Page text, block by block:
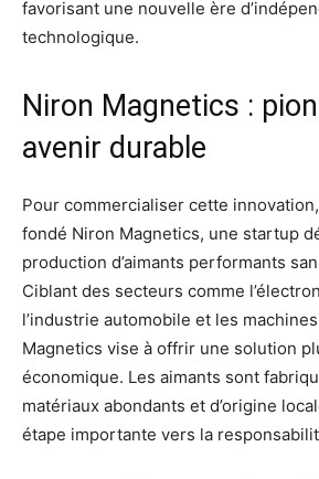
favorisant une nouvelle ère
technologique.
Niron Magnetics :
avenir durable
Pour commercialiser cette
fondé Niron Magnetics, une startup
production d’aimants performants
Ciblant des secteurs comme
l’industrie automobile et les
Magnetics vise à offrir une solution
économique. Les aimants sont
matériaux abondants et d’origine
étape importante vers la